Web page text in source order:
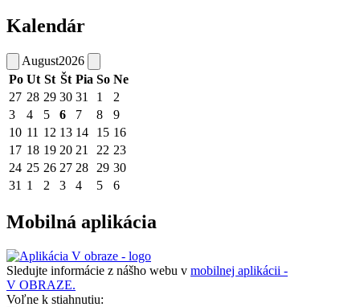
Kalendár
August2026
Po Ut St Št Pia So Ne
27 28 29 30 31 1
2
3
4 5 6 7 8
9
10 11 12 13 14 15 16
17 18 19 20 21 22 23
24 25 26 27 28 29 30
31 1 2 3 4 5 6
Mobilná aplikácia
Sledujte informácie z nášho webu v mobilnej aplikácii -
V OBRAZE.
Voľne k stiahnutiu: